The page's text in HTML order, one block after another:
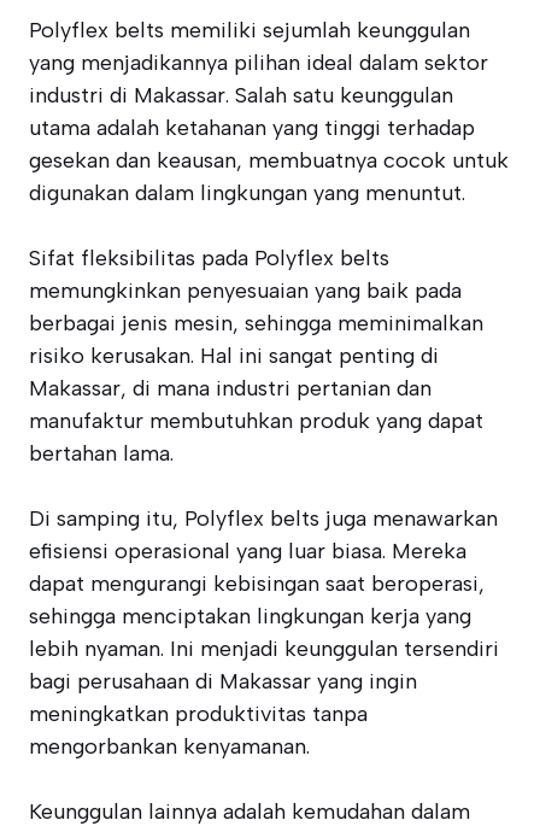
Polyflex belts memiliki sejumlah keunggulan
yang menjadikannya pilihan ideal dalam sektor
industri di Makassar. Salah satu keunggulan
utama adalah ketahanan yang tinggi terhadap
gesekan dan keausan, membuatnya cocok untuk
digunakan dalam lingkungan yang menuntut.
Sifat fleksibilitas pada Polyflex belts
memungkinkan penyesuaian yang baik pada
berbagai jenis mesin, sehingga meminimalkan
risiko kerusakan. Hal ini sangat penting di
Makassar, di mana industri pertanian dan
manufaktur membutuhkan produk yang dapat
bertahan lama.
Di samping itu, Polyflex belts juga menawarkan
efisiensi operasional yang luar biasa. Mereka
dapat mengurangi kebisingan saat beroperasi,
sehingga menciptakan lingkungan kerja yang
lebih nyaman. Ini menjadi keunggulan tersendiri
bagi perusahaan di Makassar yang ingin
meningkatkan produktivitas tanpa
mengorbankan kenyamanan.
Keunggulan lainnya adalah kemudahan dalam